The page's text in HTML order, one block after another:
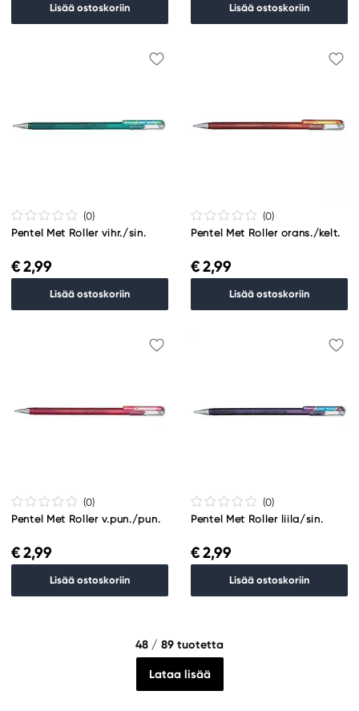
Lisää ostoskoriin Lisää ostoskoriin
(0)
Pentel Met Roller vihr./sin.
€ 2,99
Lisää ostoskoriin
(0)
Pentel Met Roller orans./kelt.
€ 2,99
Lisää ostoskoriin
(0)
Pentel Met Roller v.pun./pun.
€ 2,99
Lisää ostoskoriin
(0)
Pentel Met Roller liila/sin.
€ 2,99
Lisää ostoskoriin
48 / 89 tuotetta
Lataa lisää